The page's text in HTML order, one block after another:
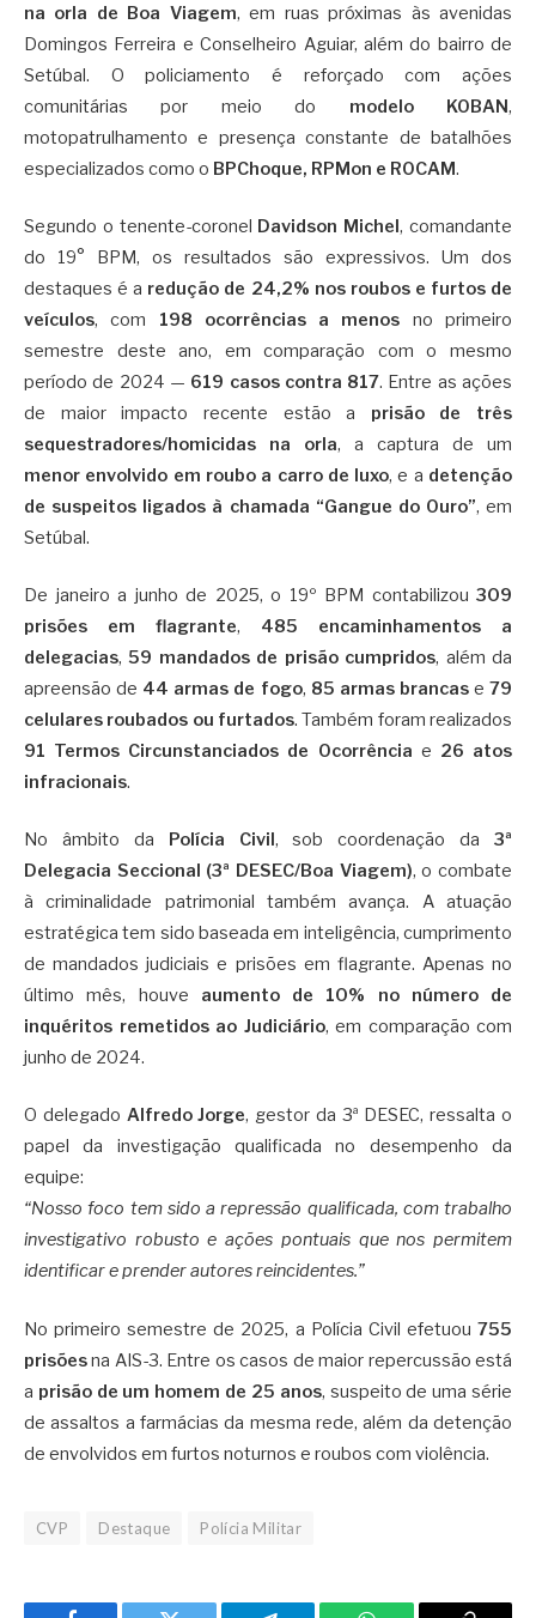
na orla de Boa Viagem, em ruas próximas às avenidas
Domingos Ferreira e Conselheiro Aguiar, além do bairro de
Setúbal. O policiamento é reforçado com ações
comunitárias por meio do modelo KOBAN,
motopatrulhamento e presença constante de batalhões
especializados como o BPChoque, RPMon e ROCAM.
Segundo o tenente-coronel Davidson Michel, comandante
do 19° BPM, os resultados são expressivos. Um dos
destaques é a redução de 24,2% nos roubos e furtos de
veículos, com 198 ocorrências a menos no primeiro
semestre deste ano, em comparação com o mesmo
período de 2024 — 619 casos contra 817. Entre as ações
de maior impacto recente estão a prisão de três
sequestradores/homicidas na orla, a captura de um
menor envolvido em roubo a carro de luxo, e a detenção
de suspeitos ligados à chamada “Gangue do Ouro”, em
Setúbal.
De janeiro a junho de 2025, o 19º BPM contabilizou 309
prisões em flagrante, 485 encaminhamentos a
delegacias,59 mandados de prisão cumpridos, além da
apreensão de 44 armas de fogo, 85 armas brancase79
celulares roubados ou furtados. Também foram realizados
91 Termos Circunstanciados de Ocorrência e 26 atos
infracionais.
No âmbito da Polícia Civil, sob coordenação da 3ª
Delegacia Seccional (3ª DESEC/Boa Viagem), o combate
à criminalidade patrimonial também avança. A atuação
estratégica tem sido baseada em inteligência, cumprimento
de mandados judiciais e prisões em flagrante. Apenas no
último mês, houve aumento de 10% no número de
inquéritos remetidos ao Judiciário, em comparação com
junho de 2024.
O delegado Alfredo Jorge, gestor da 3ª DESEC, ressalta o
papel da investigação qualificada no desempenho da
equipe:
“Nosso foco tem sido a repressão qualificada, com trabalho
investigativo robusto e ações pontuais que nos permitem
identificar e prender autores reincidentes.”
No primeiro semestre de 2025, a Polícia Civil efetuou 755
prisõesna AIS-3. Entre os casos de maior repercussão está
a prisão de um homem de 25 anos, suspeito de uma série
de assaltos a farmácias da mesma rede, além da detenção
de envolvidos em furtos noturnos e roubos com violência.
CVP Destaque Polícia Militar